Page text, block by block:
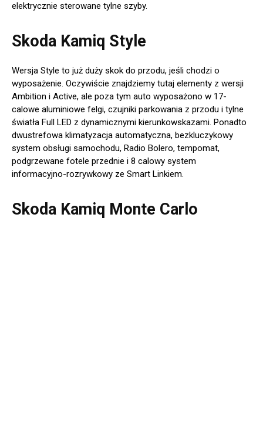
elektrycznie sterowane tylne szyby.
Skoda Kamiq Style
Wersja Style to już duży skok do przodu, jeśli chodzi o
wyposażenie. Oczywiście znajdziemy tutaj elementy z wersji
Ambition i Active, ale poza tym auto wyposażono w 17-
calowe aluminiowe felgi, czujniki parkowania z przodu i tylne
światła Full LED z dynamicznymi kierunkowskazami. Ponadto
dwustrefowa klimatyzacja automatyczna, bezkluczykowy
system obsługi samochodu, Radio Bolero, tempomat,
podgrzewane fotele przednie i 8 calowy system
informacyjno-rozrywkowy ze Smart Linkiem.
Skoda Kamiq Monte Carlo